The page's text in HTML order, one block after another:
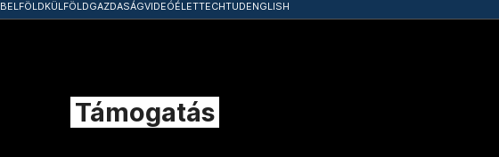
BELFÖLDKÜLFÖLDGAZDASÁGVIDEÓÉLETTECHTUDENGLISH
Támogatás